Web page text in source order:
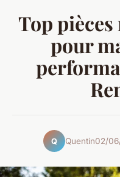
Top
pour
Q Quentin02/